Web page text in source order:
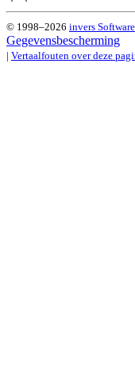
© 1998–2026 invers Software.
Gegevensbescherming
| Vertaalfouten over deze